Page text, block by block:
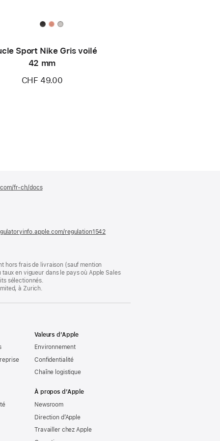
Sport Nike Gris voilé
42 mm
CHF 49.00
fr-ch/docs(s’ouvre
regulation1542
hors frais de livraison (sauf mention
en vigueur dans le pays où Apple Sales
sélectionnés.
à Zurich.
Valeurs d’Apple
Environnement
Confidentialité
Chaîne logistique
À propos d’Apple
Newsroom
Direction d’Apple
Travailler chez Apple